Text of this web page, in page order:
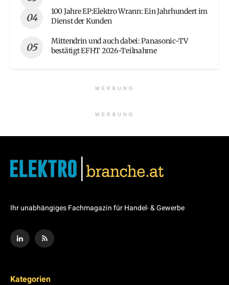
100 Jahre EP:Elektro Wrann: Ein Jahrhundert im
Dienst der Kunden
Mittendrin und auch dabei: Panasonic-TV
bestätigt EFHT 2026-Teilnahme
WERBUNG
WERBUNG
Ihr unabhängiges Fachmagazin für Handel- & Gewerbe
Kategorien